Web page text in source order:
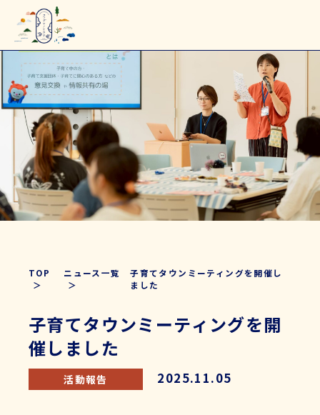
TOP ニュース一覧
子育てタウンミーティングを開催し
ました
子育てタウンミーティングを開
催しました
活動報告 2025.11.05